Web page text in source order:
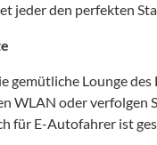
jeder den perfekten
gemütliche Lounge
WLAN oder verfolgen
für E-Autofahrer ist